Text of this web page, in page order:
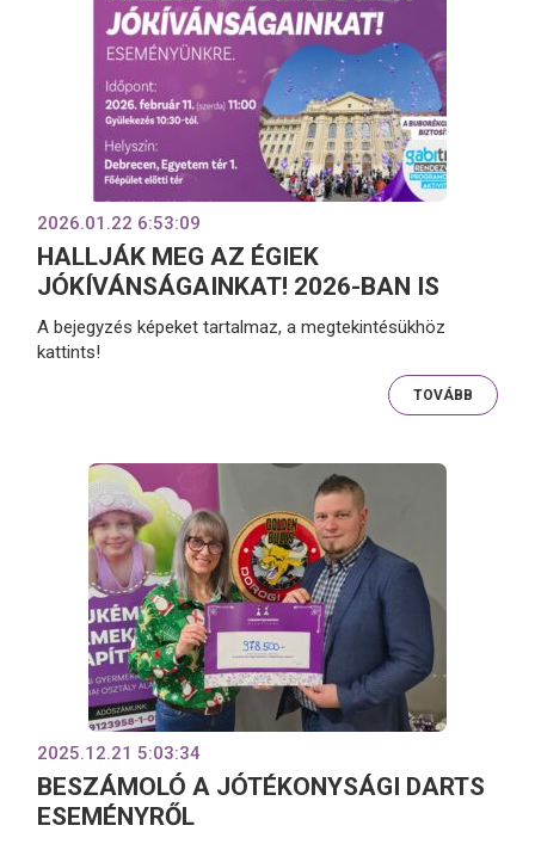
2026.01.22 6:53:09
HALLJÁK MEG AZ ÉGIEK
JÓKÍVÁNSÁGAINKAT! 2026-BAN IS
A bejegyzés képeket tartalmaz, a megtekintésükhöz
kattints!
TOVÁBB
2025.12.21 5:03:34
BESZÁMOLÓ A JÓTÉKONYSÁGI DARTS
ESEMÉNYRŐL